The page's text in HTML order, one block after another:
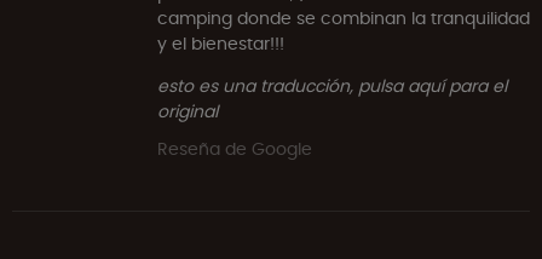
camping donde se combinan la tranquilidad
y el bienestar!!!
esto es una traducción, pulsa aquí para el
original
Reseña de Google